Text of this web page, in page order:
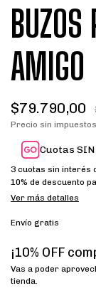
AMIGO
$79.790,00
Precio sin impuestos
Cuotas
3 cuotas sin interés
10% de descuento
Ver más detalles
Envío gratis
¡10% OFF
Vas a poder
tienda.